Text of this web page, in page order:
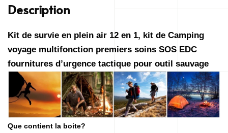
activités
extérieures
Description
Kit de survie en plein air 12 en 1, kit de Camping
voyage multifonction premiers soins SOS EDC
fournitures d’urgence tactique pour outil sauvage
Que contient la boite?